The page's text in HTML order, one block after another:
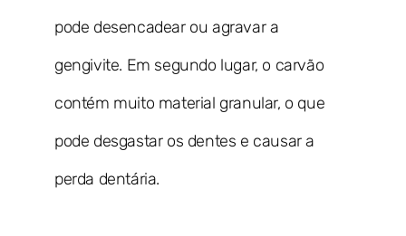
pode desencadear ou agravar a
gengivite. Em segundo lugar, o carvão
contém muito material granular, o que
pode desgastar os dentes e causar a
perda dentária.